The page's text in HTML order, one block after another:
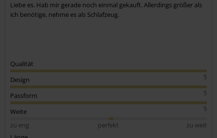
Liebe es. Hab mir gerade noch einmal gekauft. Allerdings größer als
ich benötige, nehme es als Schlafzeug.
Qualität
5
Design
5
Passform
5
Weite
zu eng
perfekt
zu weit